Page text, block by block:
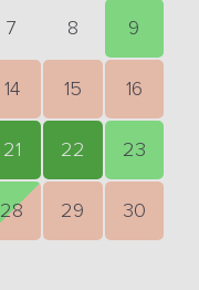
7 8 9
14 15 16
21 22 23
28 29 30